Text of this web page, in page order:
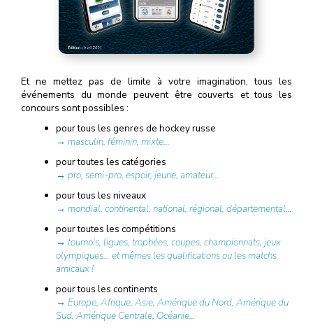
Et ne mettez pas de limite à votre imagination, tous les
événements du monde peuvent être couverts et tous les
concours sont possibles :
pour tous les genres de hockey russe
→ masculin, féminin, mixte…
pour toutes les catégories
→ pro, semi-pro, espoir, jeune, amateur…
pour tous les niveaux
→ mondial, continental, national, régional, départemental…
pour toutes les compétitions
→ tournois, ligues, trophées, coupes, championnats, jeux
olympiques… et mêmes les qualifications ou les matchs
amicaux !
pour tous les continents
→ Europe, Afrique, Asie, Amérique du Nord, Amérique du
Sud, Amérique Centrale, Océanie…